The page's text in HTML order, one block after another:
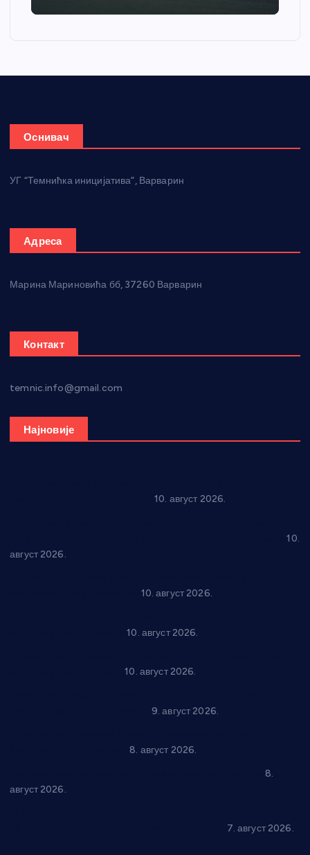
Оснивач
УГ “Темнићка иницијатива”, Варварин
Адреса
Марина Мариновића бб, 37260 Варварин
Контакт
temnic.info@gmail.com
Најновије
10. август 2026.
10.
август 2026.
10. август 2026.
10. август 2026.
10. август 2026.
9. август 2026.
8. август 2026.
8.
август 2026.
7. август 2026.